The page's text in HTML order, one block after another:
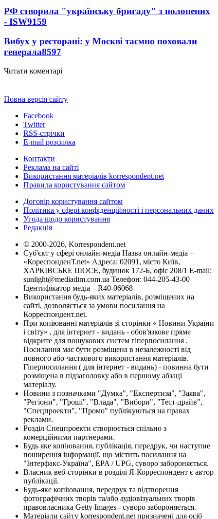
РФ створила "українську бригаду" з полонених
- ISW9159
Вибух у ресторані: у Москві таємно поховали
генерала8597
Читати коментарі
Повна версія сайту
Facebook
Twitter
RSS-стрічки
E-mail розсилка
Контакти
Реклама на сайті
Використання матеріалів korrespondent.net
Правила користування сайтом
Договір користування сайтом
Політика у сфері конфіденційності і персональних даних
Угода щодо користування
Редакція
© 2000-2026, Korrespondent.net
Суб'єкт у сфері онлайн-медіа Назва онлайн-медіа –
«КореспонденТ.net» Адреса: 02091, місто Київ,
ХАРКІВСЬКЕ ШОСЕ, будинок 172-Б, офіс 208/1 E-mail:
sunlight@mediadim.com.ua Телефон: 044-205-43-00
Ідентифікатор медіа – R40-06068
Використання будь-яких матеріалів, розміщених на
сайті, дозволяється за умови посилання на
Корреспондент.net.
При копіюванні матеріалів зі сторінки « Новини України
і світу» , для інтернет - видань - обов'язкове пряме
відкрите для пошукових систем гіперпосилання .
Посилання має бути розміщена в незалежності від
повного або часткового використання матеріалів.
Гіперпосилання ( для інтернет - видань) - повинна бути
розміщена в підзаголовку або в першому абзаці
матеріалу.
Новини з позначками "Думка", "Експертиза", "Заява",
"Регіони", "Гроші", "Влада", "Вибори", "Тест-драйв",
"Спецпроекти", "Промо" публікуються на правах
реклами.
Розділ Спецпроекти створюється спільно з
комерційними партнерами.
Будь яке копіювання, публікація, передрук, чи наступне
поширення інформації, що містить посилання на
"Інтерфакс-Україна", EPA / UPG, суворо забороняється.
Власник веб-сторінки в розділі Я-Корреспондент є автор
публікації.
Будь-яке копіювання, передрук та відтворення
фотографічних творів та/або аудіовізуальних творів
правовласника Getty Images - суворо забороняється.
Матеріали сайту korrespondent.net призначені для осіб